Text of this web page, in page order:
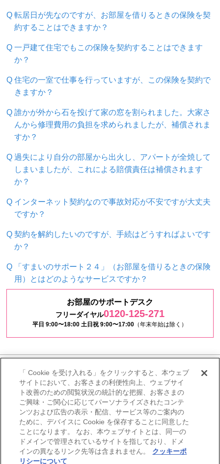
転居日が先なのですが、お部屋を借りるときの保険を契
約することはできますか？
一戸建て住宅でもこの保険を契約することはできます
か？
住宅の一室で仕事を行っていますが、この保険を契約で
きますか？
誰かが外から石を投げて家の窓を割られました。大家さ
んから修理費用の負担を求められましたが、補償されま
すか？
過失により自分の部屋から出火し、アパートが全焼して
しまいましたが、これによる賠償責任は補償されます
か？
インターネット契約なので事故対応が不安ですが大丈夫
ですか？
契約を解約したいのですが、手続はどうすればよいです
か？
「すまいのサポート２４」（お部屋を借りるときの保険
用）とはどのようなサービスですか？
お部屋のサポートデスク
フリーダイヤル0120-125-271
平日 9:00〜18:00 土日祝 9:00〜17:00 （年末年始は除く）
「 Cookie を受け入れる」をクリックすると、本ウェブ
サイトにおいて、お客さまの利便性向上、ウェブサイ
ト改善のための閲覧状況の統計的な把握、お客さまの
ご興味・ご関心に応じてパーソナライズされたコンテ
ンツおよび広告の表示・配信、サービス等のご案内の
ために、デバイスに Cookie を保存することに同意した
ことになります。 なお、本ウェブサイトとは、同一の
ドメインで管理されているサイトを指しており、ドメ
インの異なるリンク先等は含まれません。
クッキーポ
リシーについて